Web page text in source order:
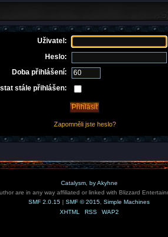
Uživatel:
Heslo:
Doba přihlášení:
stále přihlášen:
Zapomněli jste heslo?
Catalysm, by Akyhne
are in any way affiliated or linked with Blizzard
SMF 2.0.15 | SMF © 2015 Simple Machines
XHTML
RSS WAP2